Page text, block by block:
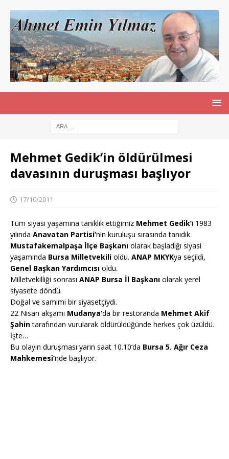
Mehmet Gedik’in öldürülmesi
davasının duruşması başlıyor
17/10/2011
Tüm siyasi yaşamına tanıklık ettiğimiz Mehmet Gedik’i 1983
yılında Anavatan Partisi’nin kuruluşu sırasında tanıdık.
Mustafakemalpaşa İlçe Başkanı olarak başladığı siyasi
yaşamında Bursa Milletvekili oldu. ANAP MKYKya seçildi,
Genel Başkan Yardımcısı oldu.
Milletvekilliği sonrası ANAP Bursa İl Başkanı olarak yerel
siyasete döndü.
Doğal ve samimi bir siyasetçiydi.
22 Nisan akşamı Mudanya’da bir restoranda Mehmet Akif
Şahintarafından vurularak öldürüldüğünde herkes çok üzüldü.
İşte…
Bu olayın duruşması yarın saat 10.10’da Bursa 5. Ağır Ceza
Mahkemesi’nde başlıyor.